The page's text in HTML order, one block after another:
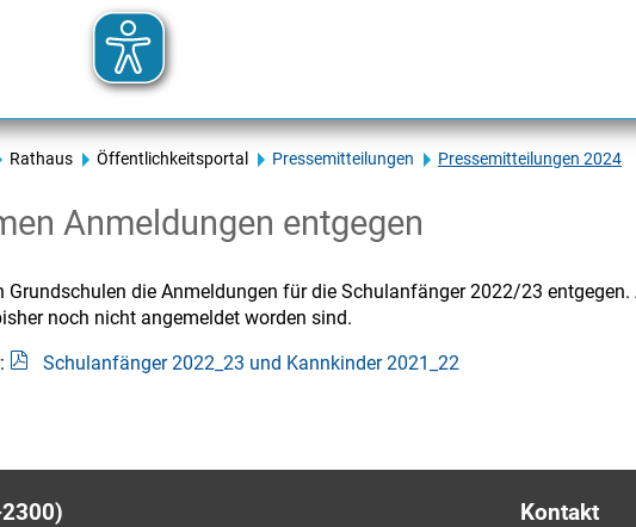
Rathaus Öffentlichkeitsportal Pressemitteilungen Pressemitteilungen 2024
Anmeldungen entgegen
Grundschulen die Anmeldungen für die Schulanfänger 2022/23
noch nicht angemeldet worden sind.
Schulanfänger 2022_23 und Kannkinder 2021_22
Kontakt